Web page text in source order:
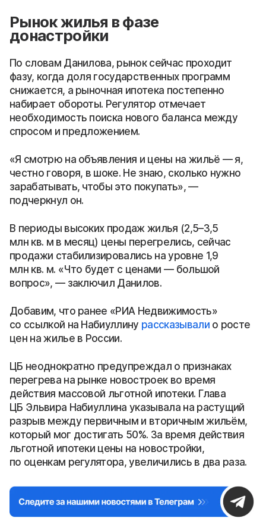
Рынок жилья в фазе
донастройки
По словам Данилова, рынок сейчас проходит
фазу, когда доля государственных программ
снижается, а рыночная ипотека постепенно
набирает обороты. Регулятор отмечает
необходимость поиска нового баланса между
спросом и предложением.
«Я смотрю на объявления и цены на жильё — я,
честно говоря, в шоке. Не знаю, сколько нужно
зарабатывать, чтобы это покупать», —
подчеркнул он.
В периоды высоких продаж жилья (2,5–3,5
млн кв. м в месяц) цены перегрелись, сейчас
продажи стабилизировались на уровне 1,9
млн кв. м. «Что будет с ценами — большой
вопрос», — заключил Данилов.
Добавим, что ранее «РИА Недвижимость»
со ссылкой на Набиуллину рассказывалио росте
цен на жилье в России.
ЦБ неоднократно предупреждал о признаках
перегрева на рынке новостроек во время
действия массовой льготной ипотеки. Глава
ЦБ Эльвира Набиуллина указывала на растущий
разрыв между первичным и вторичным жильём,
который мог достигать 50%. За время действия
льготной ипотеки цены на новостройки,
по оценкам регулятора, увеличились в два раза.